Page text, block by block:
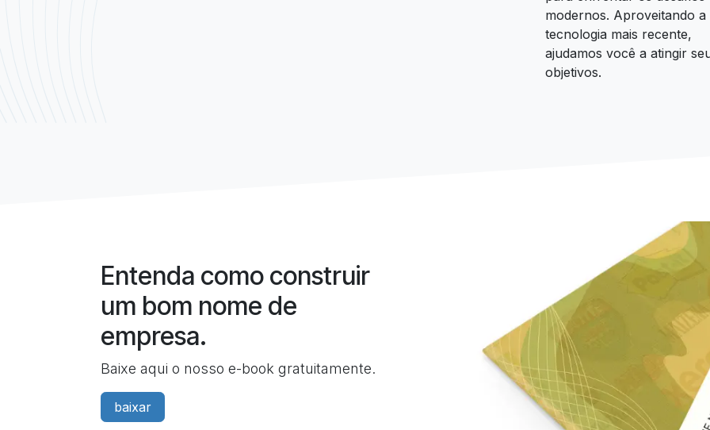
modernos. Aproveitando a
tecnologia mais recente,
ajudamos você a atingir
objetivos.
Entenda como construir
um bom nome de
empresa.
Baixe aqui o nosso e-book gratuitamente.
baixar